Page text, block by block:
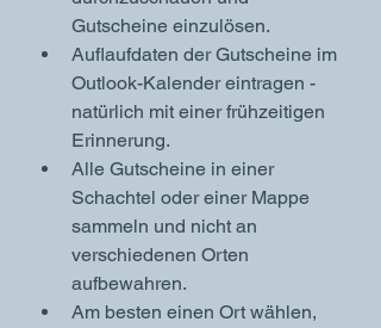
Gutscheine einzulösen.
Auflaufdaten der Gutscheine im
Outlook-Kalender eintragen -
natürlich mit einer frühzeitigen
Erinnerung.
Alle Gutscheine in einer
Schachtel oder einer Mappe
sammeln und nicht an
verschiedenen Orten
aufbewahren.
Am besten einen Ort wählen,